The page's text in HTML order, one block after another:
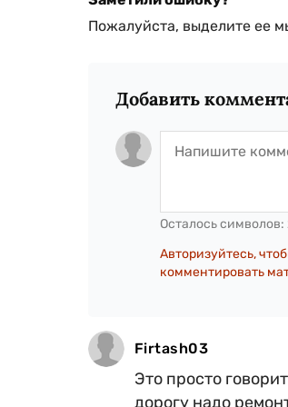
Пожалуйста, выделите ее
Добавить
Осталось символов:
Авторизуйтесь,
комментировать
Firtash03
Это просто
дорогу надо